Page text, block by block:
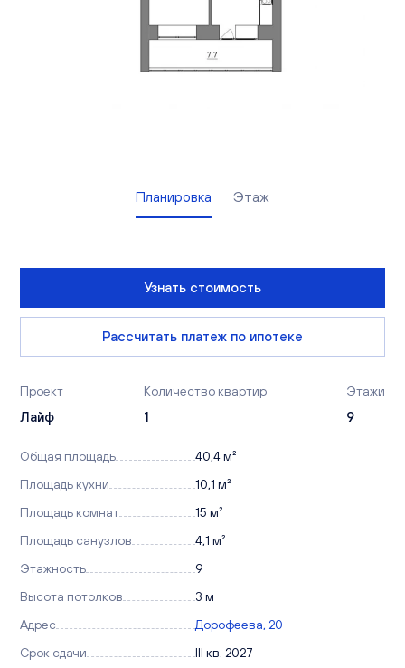
Планировка Этаж
Узнать стоимость
Рассчитать платеж по ипотеке
Проект
Лайф
Количество квартир
1
Этажи
9
Общая площадь
40,4 м²
Площадь кухни
10,1 м²
Площадь комнат
15 м²
Площадь санузлов
4,1 м²
Этажность
9
Высота потолков
3 м
Адрес
Дорофеева, 20
Срок сдачи
III кв. 2027